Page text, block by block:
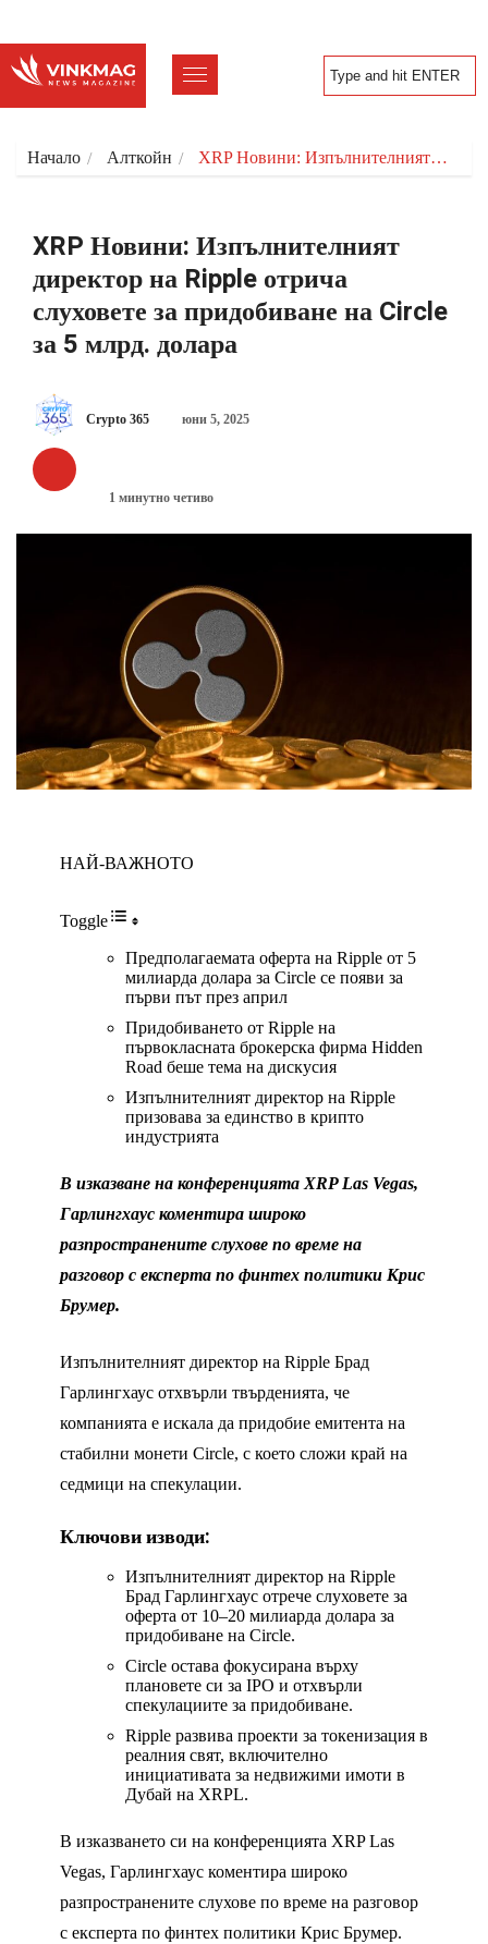
Начало Алткойн XRP Новини: Изпълнителният…
XRP Новини: Изпълнителният
директор на Ripple отрича
слуховете за придобиване на Circle
за 5 млрд. долара
Crypto 365 юни 5, 2025
1 минутно четиво
НАЙ-ВАЖНОТО
Toggle
Предполагаемата оферта на Ripple от 5
милиарда долара за Circle се появи за
първи път през април
Придобиването от Ripple на
първокласната брокерска фирма Hidden
Road беше тема на дискусия
Изпълнителният директор на Ripple
призовава за единство в крипто
индустрията
В изказване на конференцията XRP Las Vegas,
Гарлингхаус коментира широко
разпространените слухове по време на
разговор с експерта по финтех политики Крис
Брумер.
Изпълнителният директор на Ripple Брад
Гарлингхаус отхвърли твърденията, че
компанията е искала да придобие емитента на
стабилни монети Circle, с което сложи край на
седмици на спекулации.
Ключови изводи:
Изпълнителният директор на Ripple
Брад Гарлингхаус отрече слуховете за
оферта от 10–20 милиарда долара за
придобиване на Circle.
Circle остава фокусирана върху
плановете си за IPO и отхвърли
спекулациите за придобиване.
Ripple развива проекти за токенизация в
реалния свят, включително
инициативата за недвижими имоти в
Дубай на XRPL.
В изказването си на конференцията XRP Las
Vegas, Гарлингхаус коментира широко
разпространените слухове по време на разговор
с експерта по финтех политики Крис Брумер.